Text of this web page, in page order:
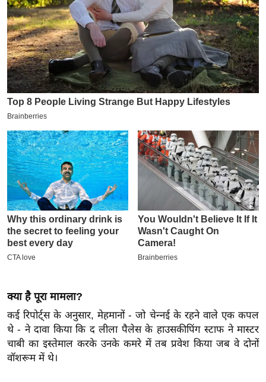
P
L
2
0
2
6
क्रा
इ
म
ई
-
पे
प
र
मि
सा
ल
बे
मि
सा
ल
श
क्या है पूरा मामला?
कई रिपोर्ट्स के अनुसार, मेहमानों - जो चेन्नई के रहने वाले एक कपल
थे - ने दावा किया कि द लीला पैलेस के हाउसकीपिंग स्टाफ ने मास्टर
चाबी का इस्तेमाल करके उनके कमरे में तब प्रवेश किया जब वे दोनों
वॉशरूम में थे।